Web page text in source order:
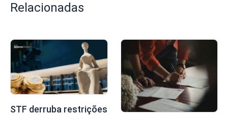
Relacionadas
STF derruba restrições